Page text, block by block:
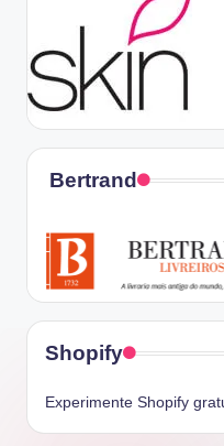
Bertrand
Shopify
Experimente Shopify